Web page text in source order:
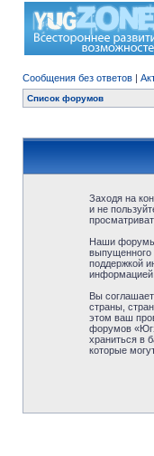
Сообщения без ответов |
Список форумов
Заходя на
и не
Наши форумы
выпущенного
поддержкой
информацией
Вы
страны,
этом ваш
форумов
храниться в
которые